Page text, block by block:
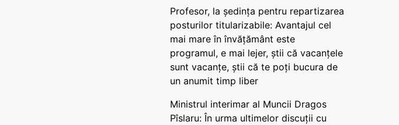
Profesor, la ședința pentru repartizarea
posturilor titularizabile: Avantajul cel
mai mare în învățământ este
programul, e mai lejer, știi că vacanțele
sunt vacanţe, știi că te poți bucura de
un anumit timp liber
Ministrul interimar al Muncii Dragos
Pîslaru: În urma ultimelor discuții cu